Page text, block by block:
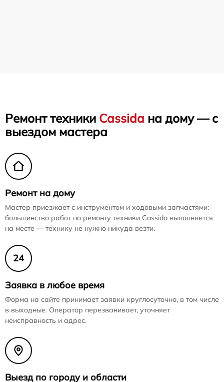
Ремонт техники Cassida на дому — с
выездом мастера
Ремонт на дому
Мастер приезжает с инструментом и ходовыми запчастями:
большинство работ по ремонту техники Cassida выполняется
на месте — технику не нужно никуда везти.
24
Заявка в любое время
Форма на сайте принимает заявки круглосуточно, в том числе
в выходные. Оператор перезванивает, уточняет
неисправность и адрес.
Выезд по городу и области